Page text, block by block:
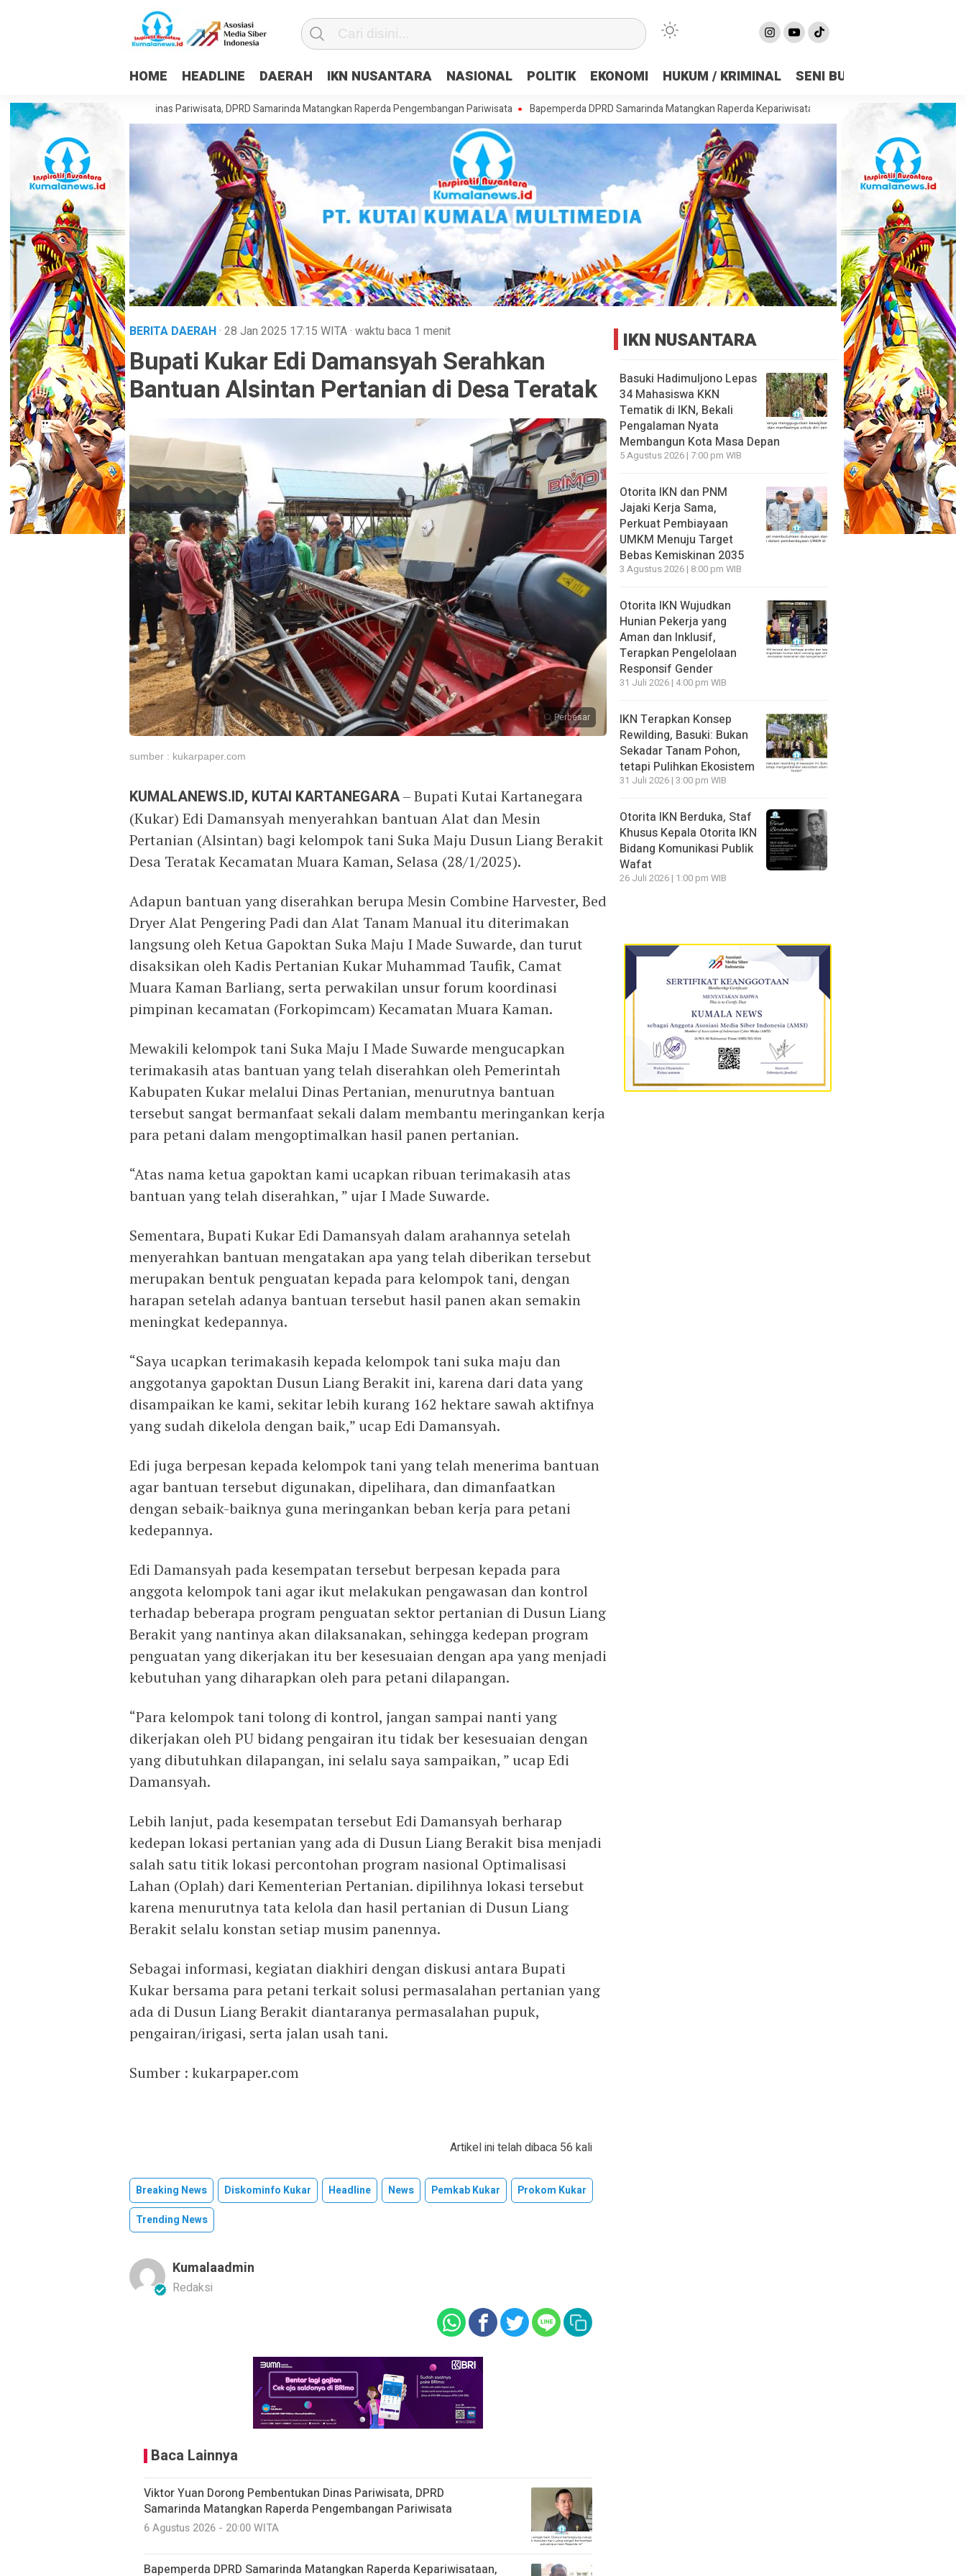
HOME HEADLINE DAERAH IKN NUSANTARA NASIONAL POLITIK EKONOMI HUKUM / KRIMINAL SENI BUDAYA
Pembentukan Dinas Pariwisata, DPRD Samarinda Matangkan Raperda Pengembangan Pariwisata Bapemperda DPRD Samarinda Matangkan Raperda Kepariwisataan, Bidik Pariwisata Jadi Penggerak Ekonomi
BERITA DAERAH· 28 Jan 2025 17:15 WITA· waktu baca 1 menit
Bupati Kukar Edi Damansyah Serahkan
Bantuan Alsintan Pertanian di Desa Teratak
Perbesar
sumber : kukarpaper.com
KUMALANEWS.ID, KUTAI KARTANEGARA– Bupati Kutai Kartanegara
(Kukar) Edi Damansyah menyerahkan bantuan Alat dan Mesin
Pertanian (Alsintan) bagi kelompok tani Suka Maju Dusun Liang Berakit
Desa Teratak Kecamatan Muara Kaman, Selasa (28/1/2025).
Adapun bantuan yang diserahkan berupa Mesin Combine Harvester, Bed
Dryer Alat Pengering Padi dan Alat Tanam Manual itu diterimakan
langsung oleh Ketua Gapoktan Suka Maju I Made Suwarde, dan turut
disaksikan oleh Kadis Pertanian Kukar Muhammad Taufik, Camat
Muara Kaman Barliang, serta perwakilan unsur forum koordinasi
pimpinan kecamatan (Forkopimcam) Kecamatan Muara Kaman.
Mewakili kelompok tani Suka Maju I Made Suwarde mengucapkan
terimakasih atas bantuan yang telah diserahkan oleh Pemerintah
Kabupaten Kukar melalui Dinas Pertanian, menurutnya bantuan
tersebut sangat bermanfaat sekali dalam membantu meringankan kerja
para petani dalam mengoptimalkan hasil panen pertanian.
“Atas nama ketua gapoktan kami ucapkan ribuan terimakasih atas
bantuan yang telah diserahkan, ” ujar I Made Suwarde.
Sementara, Bupati Kukar Edi Damansyah dalam arahannya setelah
menyerahkan bantuan mengatakan apa yang telah diberikan tersebut
merupakan bentuk penguatan kepada para kelompok tani, dengan
harapan setelah adanya bantuan tersebut hasil panen akan semakin
meningkat kedepannya.
“Saya ucapkan terimakasih kepada kelompok tani suka maju dan
anggotanya gapoktan Dusun Liang Berakit ini, karena dari data yang
disampaikan ke kami, sekitar lebih kurang 162 hektare sawah aktifnya
yang sudah dikelola dengan baik,” ucap Edi Damansyah.
Edi juga berpesan kepada kelompok tani yang telah menerima bantuan
agar bantuan tersebut digunakan, dipelihara, dan dimanfaatkan
dengan sebaik-baiknya guna meringankan beban kerja para petani
kedepannya.
Edi Damansyah pada kesempatan tersebut berpesan kepada para
anggota kelompok tani agar ikut melakukan pengawasan dan kontrol
terhadap beberapa program penguatan sektor pertanian di Dusun Liang
Berakit yang nantinya akan dilaksanakan, sehingga kedepan program
penguatan yang dikerjakan itu ber kesesuaian dengan apa yang menjadi
kebutuhan yang diharapkan oleh para petani dilapangan.
“Para kelompok tani tolong di kontrol, jangan sampai nanti yang
dikerjakan oleh PU bidang pengairan itu tidak ber kesesuaian dengan
yang dibutuhkan dilapangan, ini selalu saya sampaikan, ” ucap Edi
Damansyah.
Lebih lanjut, pada kesempatan tersebut Edi Damansyah berharap
kedepan lokasi pertanian yang ada di Dusun Liang Berakit bisa menjadi
salah satu titik lokasi percontohan program nasional Optimalisasi
Lahan (Oplah) dari Kementerian Pertanian. dipilihnya lokasi tersebut
karena menurutnya tata kelola dan hasil pertanian di Dusun Liang
Berakit selalu konstan setiap musim panennya.
Sebagai informasi, kegiatan diakhiri dengan diskusi antara Bupati
Kukar bersama para petani terkait solusi permasalahan pertanian yang
ada di Dusun Liang Berakit diantaranya permasalahan pupuk,
pengairan/irigasi, serta jalan usah tani.
Sumber : kukarpaper.com
Artikel ini telah dibaca 56 kali
Breaking News Diskominfo Kukar Headline News Pemkab Kukar
Prokom Kukar
Trending News
Kumalaadmin
Redaksi
Baca Lainnya
Viktor Yuan Dorong Pembentukan Dinas Pariwisata, DPRD
Samarinda Matangkan Raperda Pengembangan Pariwisata
6 Agustus 2026 - 20:00 WITA
Bapemperda DPRD Samarinda Matangkan Raperda Kepariwisataan,
IKN NUSANTARA
Basuki Hadimuljono Lepas
34 Mahasiswa KKN
Tematik di IKN, Bekali
Pengalaman Nyata
Membangun Kota Masa Depan
5 Agustus 2026 | 7:00 pm WIB
Otorita IKN dan PNM
Jajaki Kerja Sama,
Perkuat Pembiayaan
UMKM Menuju Target
Bebas Kemiskinan 2035
3 Agustus 2026 | 8:00 pm WIB
Otorita IKN Wujudkan
Hunian Pekerja yang
Aman dan Inklusif,
Terapkan Pengelolaan
Responsif Gender
31 Juli 2026 | 4:00 pm WIB
IKN Terapkan Konsep
Rewilding, Basuki: Bukan
Sekadar Tanam Pohon,
tetapi Pulihkan Ekosistem
31 Juli 2026 | 3:00 pm WIB
Otorita IKN Berduka, Staf
Khusus Kepala Otorita IKN
Bidang Komunikasi Publik
Wafat
26 Juli 2026 | 1:00 pm WIB